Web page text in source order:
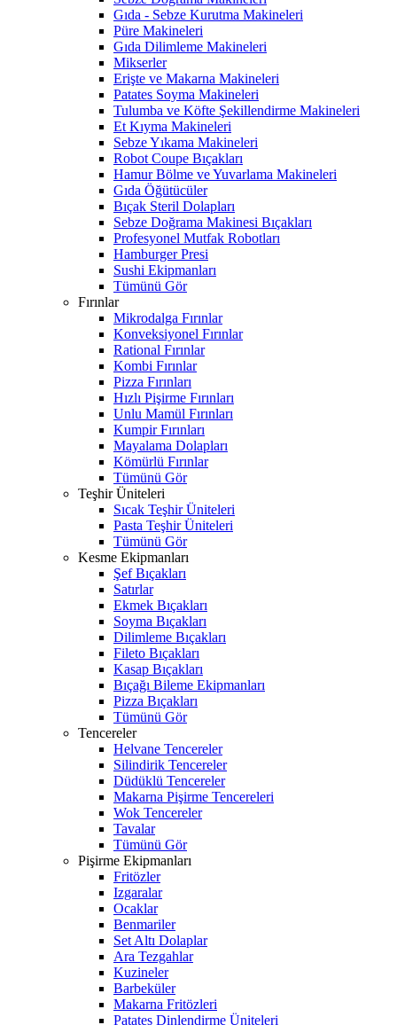
Gıda - Sebze Kurutma Makineleri
Püre Makineleri
Gıda Dilimleme Makineleri
Mikserler
Erişte ve Makarna Makineleri
Patates Soyma Makineleri
Tulumba ve Köfte Şekillendirme Makineleri
Et Kıyma Makineleri
Sebze Yıkama Makineleri
Robot Coupe Bıçakları
Hamur Bölme ve Yuvarlama Makineleri
Gıda Öğütücüler
Bıçak Steril Dolapları
Sebze Doğrama Makinesi Bıçakları
Profesyonel Mutfak Robotları
Hamburger Presi
Sushi Ekipmanları
Tümünü Gör
Fırınlar
Mikrodalga Fırınlar
Konveksiyonel Fırınlar
Rational Fırınlar
Kombi Fırınlar
Pizza Fırınları
Hızlı Pişirme Fırınları
Unlu Mamül Fırınları
Kumpir Fırınları
Mayalama Dolapları
Kömürlü Fırınlar
Tümünü Gör
Teşhir Üniteleri
Sıcak Teşhir Üniteleri
Pasta Teşhir Üniteleri
Tümünü Gör
Kesme Ekipmanları
Şef Bıçakları
Satırlar
Ekmek Bıçakları
Soyma Bıçakları
Dilimleme Bıçakları
Fileto Bıçakları
Kasap Bıçakları
Bıçağı Bileme Ekipmanları
Pizza Bıçakları
Tümünü Gör
Tencereler
Helvane Tencereler
Silindirik Tencereler
Düdüklü Tencereler
Makarna Pişirme Tencereleri
Wok Tencereler
Tavalar
Tümünü Gör
Pişirme Ekipmanları
Fritözler
Izgaralar
Ocaklar
Benmariler
Set Altı Dolaplar
Ara Tezgahlar
Kuzineler
Barbeküler
Makarna Fritözleri
Patates Dinlendirme Üniteleri